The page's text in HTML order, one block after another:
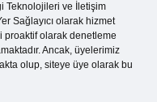
Teknolojileri ve İletişim
Sağlayıcı olarak hizmet
proaktif olarak denetleme
Ancak, üyelerimiz
olup, siteye üye olarak bu